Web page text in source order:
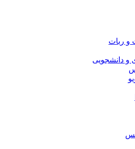
و ربات
و دانشجویی